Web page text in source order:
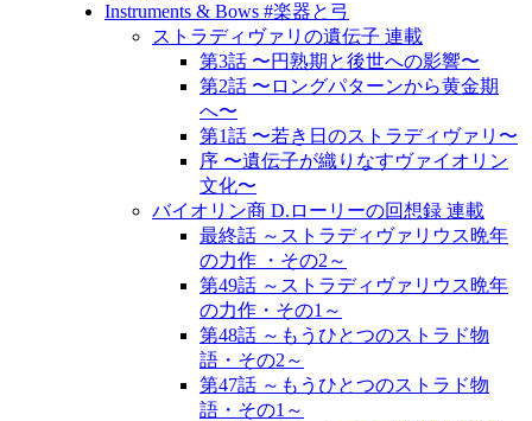
Instruments & Bows #楽器と弓
ストラディヴァリの遺伝子 連載
第3話 〜円熟期と後世への影響〜
第2話 〜ロングパターンから黄金期
へ〜
第1話 〜若き日のストラディヴァリ〜
序 〜遺伝子が織りなすヴァイオリン
文化〜
バイオリン商 D.ローリーの回想録 連載
最終話 ～ストラディヴァリウス晩年
の力作 ・その2～
第49話 ～ストラディヴァリウス晩年
の力作・その1～
第48話 ～もうひとつのストラド物
語・その2～
第47話 ～もうひとつのストラド物
語・その1～